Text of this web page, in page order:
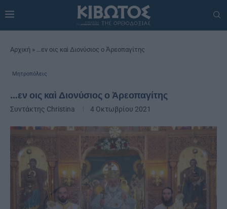
Αρχική » …εν οις καὶ Διονύσιος ο Ἀρεοπαγίτης
Μητροπόλεις
…εν οις καὶ Διονύσιος ο Ἀρεοπαγίτης
Συντάκτης Christina 4 Οκτωβρίου 2021